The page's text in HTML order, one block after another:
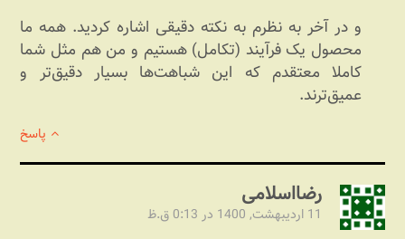
و در آخر به نظرم به نکته دقیقی اشاره کردید. همه ما
محصول یک فرآیند (تکامل) هستیم و من هم مثل شما
کاملا معتقدم که این شباهت‌ها بسیار دقیق‌تر و
عمیق‌ترند.
پاسخ
رضااسلامی
11 اردیبهشت, 1400 در 0:13 ق.ظ